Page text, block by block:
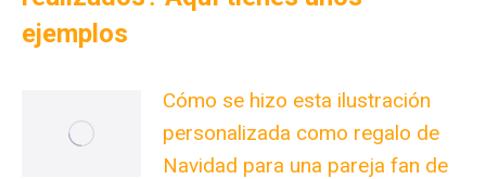
ejemplos
Cómo se hizo esta ilustración
personalizada como regalo de
Navidad para una pareja fan de